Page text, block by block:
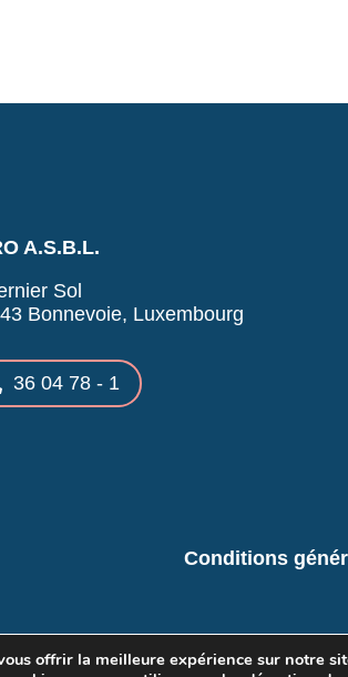
A.S.B.L.
Sol
Bonnevoie, Luxembourg
36 04 78 - 1
Conditions
offrir la meilleure expérience sur notre